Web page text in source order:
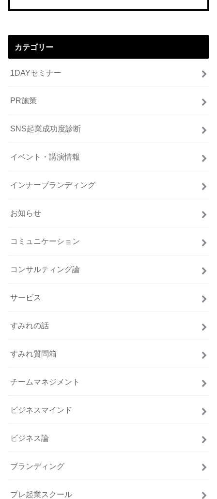
カテゴリー
1DAYセミナー
PR施策
SNS起業成功度診断
イベント・講演情報
インナーブランディング
お知らせ
コミュニケーション
コンサルティング論
サービス
すみれの話
すみれ質問箱
チームマネジメント
ビジネスマインド
ビジネス論
ブランディング
プレ起業スクール